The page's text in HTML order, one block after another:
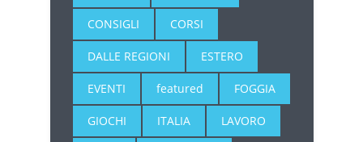
CONSIGLI CORSI
DALLE REGIONI ESTERO
EVENTI featured FOGGIA
GIOCHI ITALIA LAVORO